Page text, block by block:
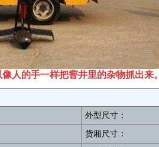
人的手一样把窨井里的杂物抓出来。
外型尺寸：
货厢尺寸：